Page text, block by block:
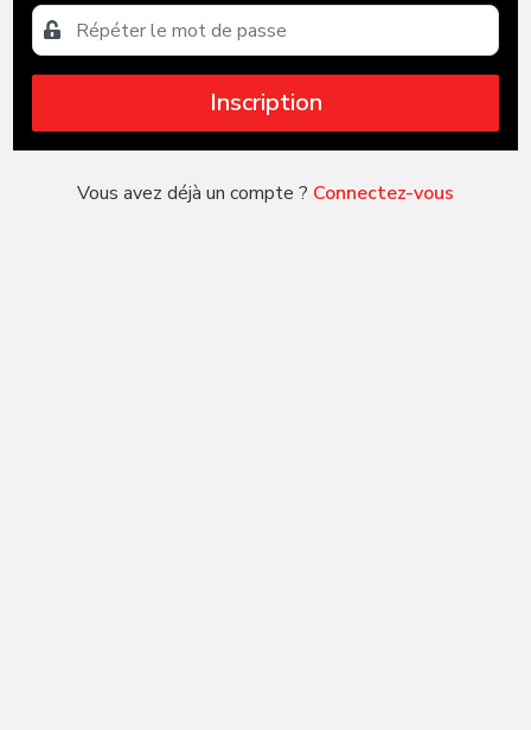
Inscription
Vous avez déjà un compte ? Connectez-vous